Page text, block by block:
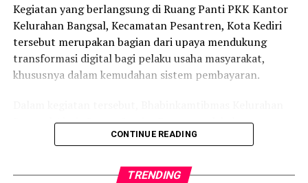
Acara dilanjutkan dengan sambutan Rektor Universitas
Nusantara PGRI Kediri, pembacaan doa, penyerahan
gunungan wayang kepada dalang Ki Sun Gondrong,
kemudian dilanjutkan pagelaran wayang kulit.
sekaligus mempererat hubungan antara perguruan
tinggi, pemerintah daerah, aparat keamanan, dan
Kegiatan yang berlangsung di Ruang Panti PKK Kantor
Kelurahan Bangsal, Kecamatan Pesantren, Kota Kediri
tersebut merupakan bagian dari upaya mendukung
transformasi digital bagi pelaku usaha masyarakat,
khususnya dalam kemudahan sistem pembayaran.
Bangsal Aipda Bagus Candra P turut melakukan
pendampingan bersama unsur tiga pilar Kelurahan
KKN UIN Syekh Wasil Kediri Kelompok 19.
CONTINUE READING
TRENDING